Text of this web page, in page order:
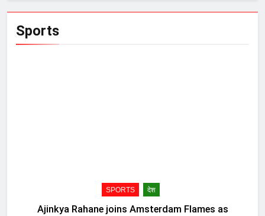
Sports
SPORTS देश
Ajinkya Rahane joins Amsterdam Flames as